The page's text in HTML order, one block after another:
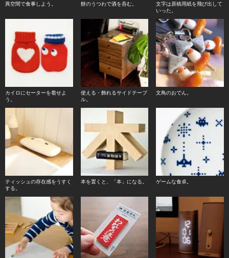
異空間で食事しよう。 餅のうつわで酒を呑む。
文字は原稿用紙を飛び出して
いった。
カイロにセーターを着せよ
う。
使える・飾れるサイドテーブ
ル。
文鳥のおでん。
ティッシュの存在感をうすく
する。
本を置くと、「本」になる。 ゲームな食卓。